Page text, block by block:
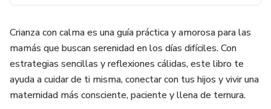
Crianza con calma es una guía práctica y amorosa para las
mamás que buscan serenidad en los días difíciles. Con
estrategias sencillas y reflexiones cálidas, este libro te
ayuda a cuidar de ti misma, conectar con tus hijos y vivir una
maternidad más consciente, paciente y llena de ternura.